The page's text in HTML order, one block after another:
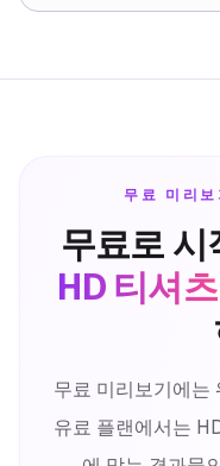
무료 미리
무료로 시
HD 티셔
무료 미리보기에는
유료 플랜에서는